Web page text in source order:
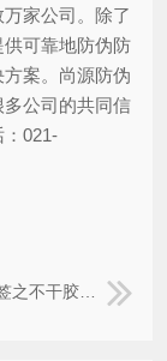
家公司。除了
可靠地防伪防
案。尚源防伪
公司的共同信
021-
干胶防伪标签